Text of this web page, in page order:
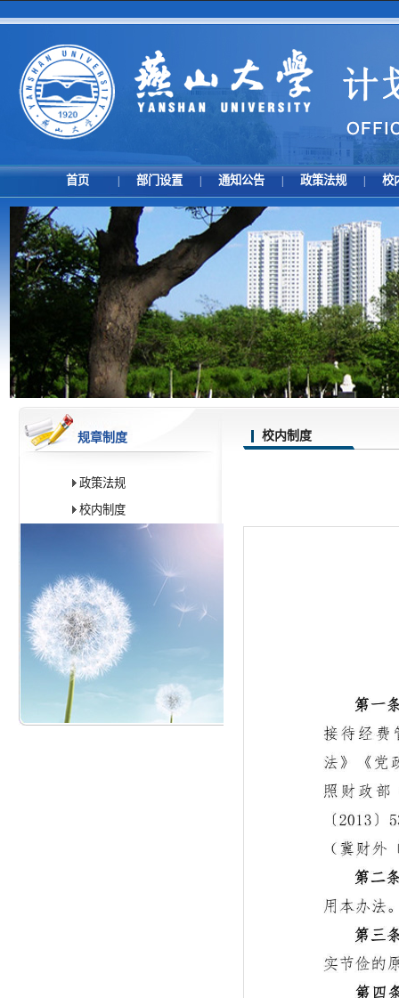
首页 部门设置 通知公告 政策法规 校
规章制度
政策法规
校内制度
校内制度